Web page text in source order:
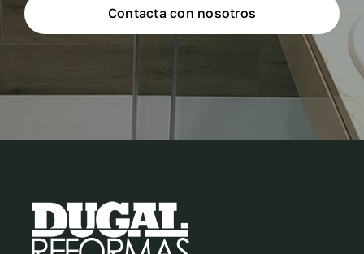
Contacta con nosotros